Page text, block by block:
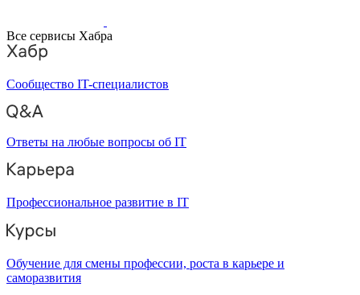
Все сервисы Хабра
Сообщество IT-специалистов
Ответы на любые вопросы об IT
Профессиональное развитие в IT
Обучение для смены профессии, роста в карьере и
саморазвития